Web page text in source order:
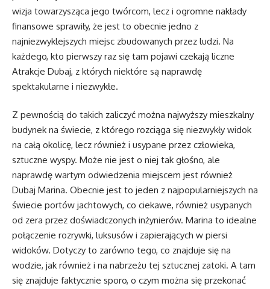
wizja towarzysząca jego twórcom, lecz i ogromne nakłady
finansowe sprawiły, że jest to obecnie jedno z
najniezwyklejszych miejsc zbudowanych przez ludzi. Na
każdego, kto pierwszy raz się tam pojawi czekają liczne
Atrakcje Dubaj, z których niektóre są naprawdę
spektakularne i niezwykłe.
Z pewnością do takich zaliczyć można najwyższy mieszkalny
budynek na świecie, z którego rozciąga się niezwykły widok
na całą okolicę, lecz również i usypane przez człowieka,
sztuczne wyspy. Może nie jest o niej tak głośno, ale
naprawdę wartym odwiedzenia miejscem jest również
Dubaj Marina. Obecnie jest to jeden z najpopularniejszych na
świecie portów jachtowych, co ciekawe, również usypanych
od zera przez doświadczonych inżynierów. Marina to idealne
połączenie rozrywki, luksusów i zapierających w piersi
widoków. Dotyczy to zarówno tego, co znajduje się na
wodzie, jak również i na nabrzeżu tej sztucznej zatoki. A tam
się znajduje faktycznie sporo, o czym można się przekonać